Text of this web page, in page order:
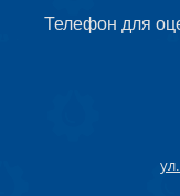
Телефон для